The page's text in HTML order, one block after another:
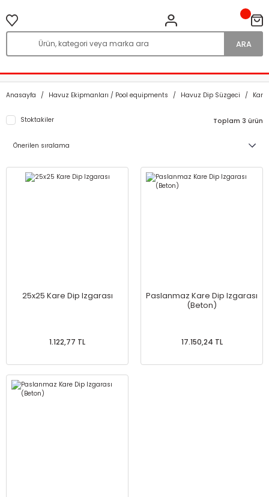
ARA
Anasayfa Havuz Ekipmanları / Pool equipments Havuz Dip Süzgeci Kare
Stoktakiler Toplam 3 ürün
25x25 Kare Dip Izgarası
1.122,77 TL
Paslanmaz Kare Dip Izgarası
(Beton)
17.150,24 TL